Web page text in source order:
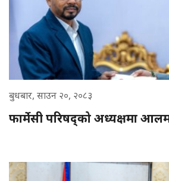
बुधबार, साउन २०, २०८३
फार्मेसी परिषद्को अध्यक्षमा